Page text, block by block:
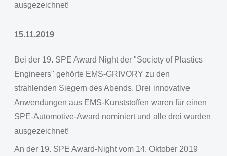
ausgezeichnet!
15.11.2019
Bei der 19. SPE Award Night der "Society of Plastics
Engineers" gehörte EMS-GRIVORY zu den
strahlenden Siegern des Abends. Drei innovative
Anwendungen aus EMS-Kunststoffen waren für einen
SPE-Automotive-Award nominiert und alle drei wurden
ausgezeichnet!
An der 19. SPE Award-Night vom 14. Oktober 2019